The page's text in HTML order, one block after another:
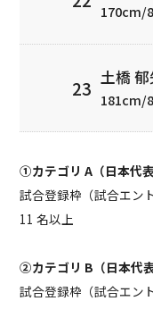
170cm/
土橋 郁
181cm/
①カテゴリ A（日本代
試合登録枠（試合エン
11 名以上
②カテゴリ B（日本代
試合登録枠（試合エン